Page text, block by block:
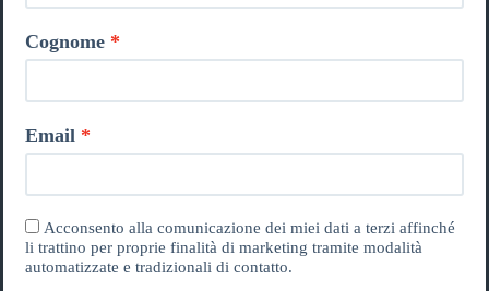
Cognome
Email
Acconsento alla comunicazione dei miei dati a terzi affinché
li trattino per proprie finalità di marketing tramite modalità
automatizzate e tradizionali di contatto.